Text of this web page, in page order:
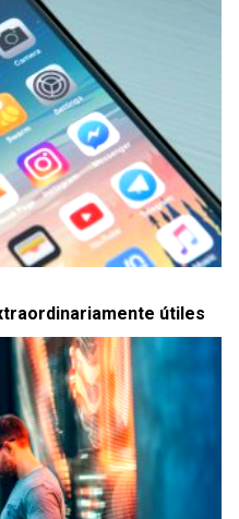
útiles